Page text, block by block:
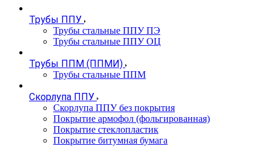
Трубы ППУ
Трубы стальные ППУ ПЭ
Трубы стальные ППУ ОЦ
Трубы ППМ (ППМИ)
Трубы стальные ППМ
Скорлупа ППУ
Скорлупа ППУ без покрытия
Покрытие армофол (фольгированная)
Покрытие стеклопластик
Покрытие битумная бумага